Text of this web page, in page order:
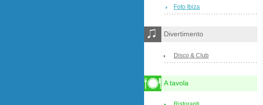
Foto Ibiza
Divertimento
Disco & Club
A tavola